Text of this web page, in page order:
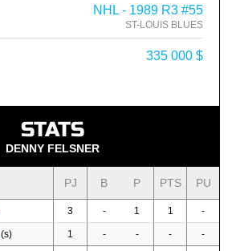
NHL - 1989 R3 #55
ST-LOUIS BLUES
335 000 $
STATS
DENNY FELSNER
PJ B P PTS PU
3 - 1 1 -
(s) 1 - - - -